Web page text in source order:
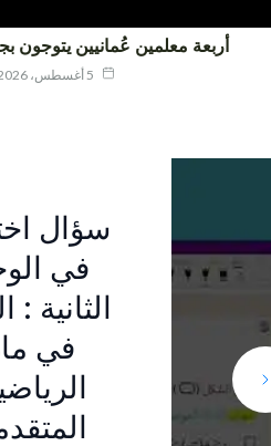
أربعة معلمين عُمانيين يتوجون
فخور
وتكريمها
سؤال
في
الثانية :
في
الفائزون
"جلوب
الإنجاز
نجاح جهود
سؤال
في
الأولى :
الصف
أربعة
عُمانيين
يتوجون
جلوب